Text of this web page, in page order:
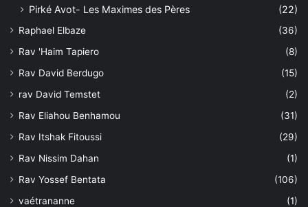
Pirké Avot- Les Maximes des Pères
(22)
Raphael Elbaze
(36)
Rav 'Haim Tapiero
(8)
Rav David Berdugo
(15)
rav David Temstet
(2)
Rav Eliahou Benhamou
(31)
Rav Itshak Fitoussi
(29)
Rav Nissim Dahan
(1)
Rav Yossef Bentata
(106)
vaétrananne
(1)